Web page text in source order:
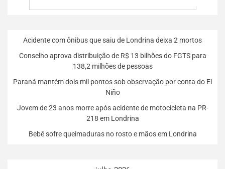
Acidente com ônibus que saiu de Londrina deixa 2 mortos
Conselho aprova distribuição de R$ 13 bilhões do FGTS para
138,2 milhões de pessoas
Paraná mantém dois mil pontos sob observação por conta do El
Niño
Jovem de 23 anos morre após acidente de motocicleta na PR-
218 em Londrina
Bebê sofre queimaduras no rosto e mãos em Londrina